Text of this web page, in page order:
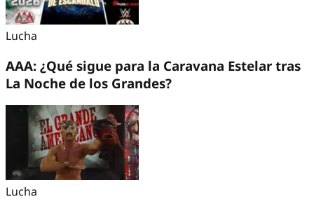
Lucha
AAA: ¿Qué sigue para la Caravana Estelar tras
La Noche de los Grandes?
Lucha